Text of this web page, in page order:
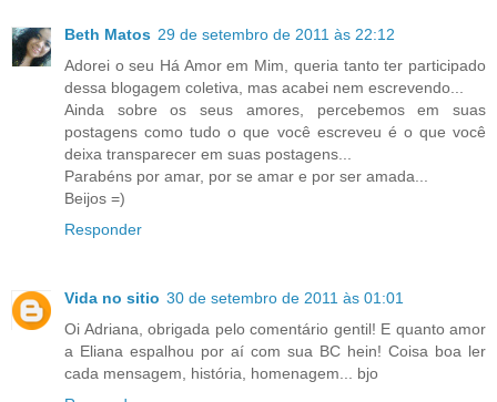
Beth Matos 29 de setembro de 2011 às 22:12
Adorei o seu Há Amor em Mim, queria tanto ter participado
dessa blogagem coletiva, mas acabei nem escrevendo...
Ainda sobre os seus amores, percebemos em suas
postagens como tudo o que você escreveu é o que você
deixa transparecer em suas postagens...
Parabéns por amar, por se amar e por ser amada...
Beijos =)
Responder
Vida no sitio 30 de setembro de 2011 às 01:01
Oi Adriana, obrigada pelo comentário gentil! E quanto amor
a Eliana espalhou por aí com sua BC hein! Coisa boa ler
cada mensagem, história, homenagem... bjo